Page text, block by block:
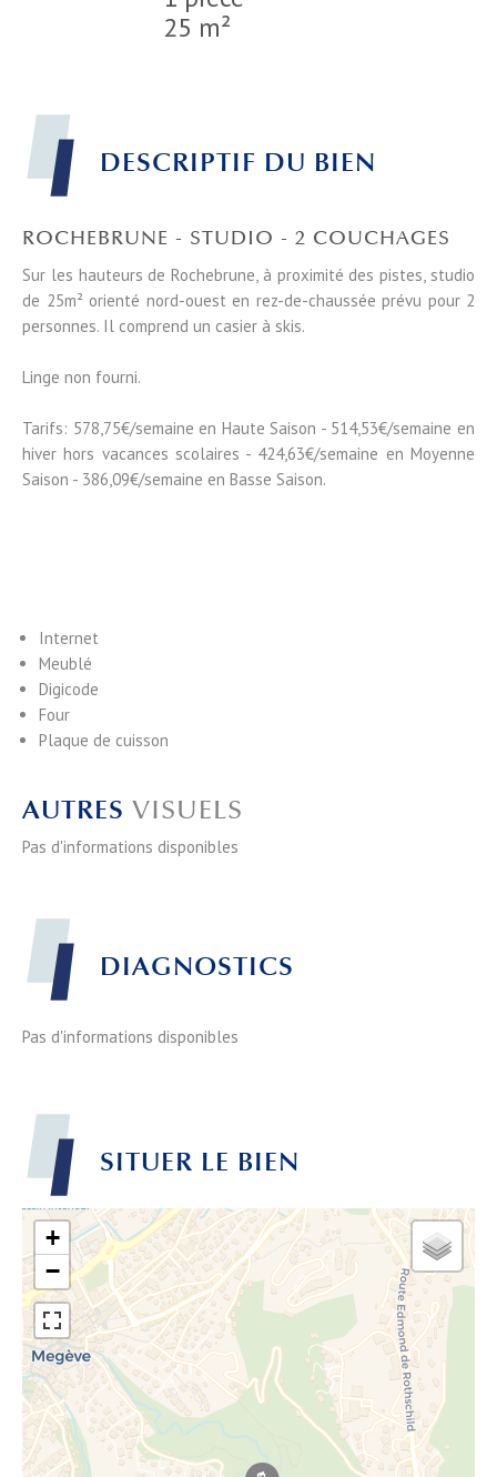
25 m²
DESCRIPTIF DU BIEN
ROCHEBRUNE - STUDIO - 2 COUCHAGES
Sur les hauteurs de Rochebrune, à proximité des pistes, studio
de 25m² orienté nord-ouest en rez-de-chaussée prévu pour 2
personnes. Il comprend un casier à skis.
Linge non fourni.
Tarifs: 578,75€/semaine en Haute Saison - 514,53€/semaine en
hiver hors vacances scolaires - 424,63€/semaine en Moyenne
Saison - 386,09€/semaine en Basse Saison.
Internet
Meublé
Digicode
Four
Plaque de cuisson
AUTRES VISUELS
Pas d'informations disponibles
DIAGNOSTICS
Pas d'informations disponibles
SITUER LE BIEN
+
−